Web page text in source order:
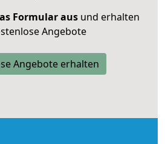
Formular ausund erhalten
Angebote
Angebote erhalten